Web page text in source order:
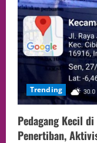
Trending
Pedagang Kecil
Penertiban,